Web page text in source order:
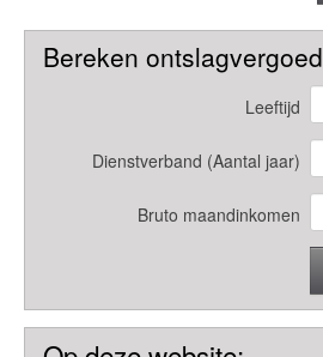
Bereken
Leeftijd
Dienstverband (Aantal jaar)
Bruto maandinkomen